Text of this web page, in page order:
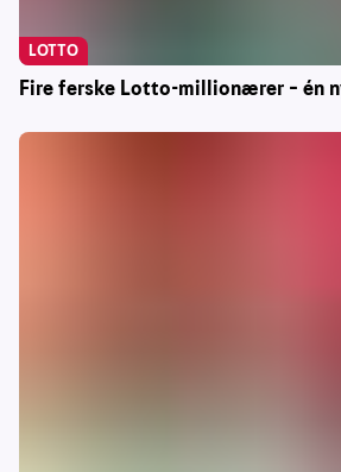
Fire ferske Lotto-millionærer – én
LOTTO